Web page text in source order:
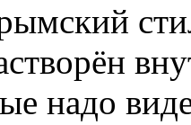
надо